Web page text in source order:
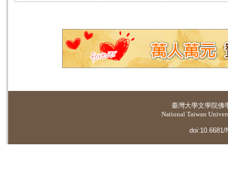
臺灣大學文學院佛
National Taiwan
doi:10.6681/